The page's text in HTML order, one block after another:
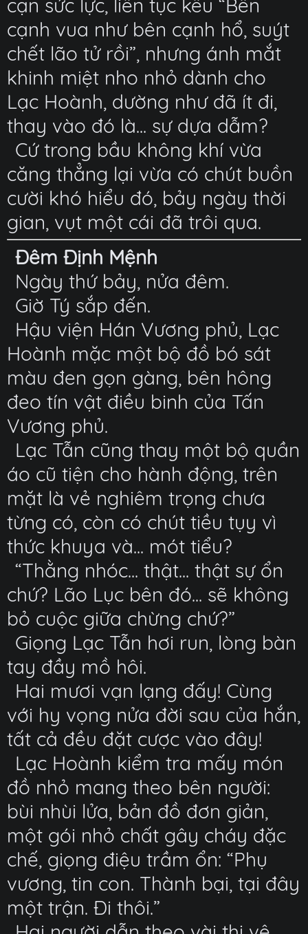
cạn sức lực, liên tục kêu “Bên
cạnh vua như bên cạnh hổ, suýt
chết lão tử rồi”, nhưng ánh mắt
khinh miệt nho nhỏ dành cho
Lạc Hoành, dường như đã ít đi,
thay vào đó là... sự dựa dẫm?
Cứ trong bầu không khí vừa
căng thẳng lại vừa có chút buồn
cười khó hiểu đó, bảy ngày thời
gian, vụt một cái đã trôi qua.
Đêm Định Mệnh
Ngày thứ bảy, nửa đêm.
Giờ Tý sắp đến.
Hậu viện Hán Vương phủ, Lạc
Hoành mặc một bộ đồ bó sát
màu đen gọn gàng, bên hông
đeo tín vật điều binh của Tấn
Vương phủ.
Lạc Tẫn cũng thay một bộ quần
áo cũ tiện cho hành động, trên
mặt là vẻ nghiêm trọng chưa
từng có, còn có chút tiều tụy vì
thức khuya và... mót tiểu?
“Thằng nhóc... thật... thật sự ổn
chứ? Lão Lục bên đó... sẽ không
bỏ cuộc giữa chừng chứ?”
Giọng Lạc Tẫn hơi run, lòng bàn
tay đầy mồ hôi.
Hai mươi vạn lạng đấy! Cùng
với hy vọng nửa đời sau của hắn,
tất cả đều đặt cược vào đây!
Lạc Hoành kiểm tra mấy món
đồ nhỏ mang theo bên người:
bùi nhùi lửa, bản đồ đơn giản,
một gói nhỏ chất gây cháy đặc
chế, giọng điệu trầm ổn: “Phụ
vương, tin con. Thành bại, tại đây
một trận. Đi thôi.”